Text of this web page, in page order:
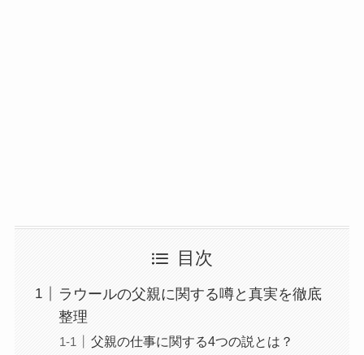
目次
ラウールの父親に関する噂と真実を徹底
整理
父親の仕事に関する4つの説とは？